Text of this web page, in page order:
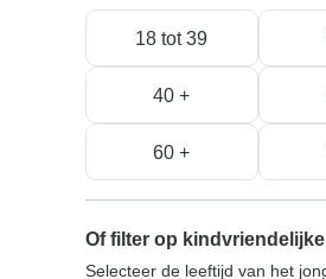
18 tot 39
40 +
60 +
Of filter op
Selecteer de leeftijd van het